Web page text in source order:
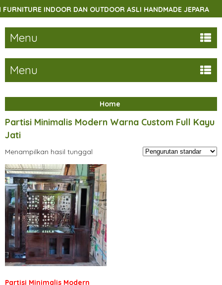
INDOOR DAN OUTDOOR ASLI HANDMADE JEPARA
Menu
Menu
Home
Partisi Minimalis Modern Warna Custom Full Kayu
Jati
Menampilkan hasil tunggal
Partisi Minimalis Modern